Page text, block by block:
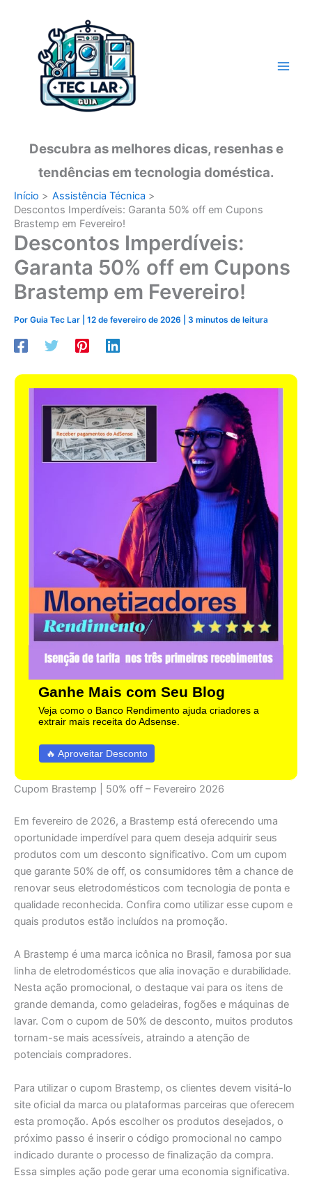
conteúdo
Descubra as melhores dicas, resenhas e
tendências em tecnologia doméstica.
Início
Assistência Técnica
Descontos Imperdíveis: Garanta 50% off em Cupons
Brastemp em Fevereiro!
Descontos Imperdíveis:
Garanta 50% off em Cupons
Brastemp em Fevereiro!
Por Guia Tec Lar 12 de fevereiro de 2026 3 minutos de leitura
Ganhe Mais com Seu Blog
Veja como o Banco Rendimento ajuda criadores a
extrair mais receita do Adsense.
🔥 Aproveitar Desconto
Cupom Brastemp | 50% off – Fevereiro 2026
Em fevereiro de 2026, a Brastemp está oferecendo uma
oportunidade imperdível para quem deseja adquirir seus
produtos com um desconto significativo. Com um cupom
que garante 50% de off, os consumidores têm a chance de
renovar seus eletrodomésticos com tecnologia de ponta e
qualidade reconhecida. Confira como utilizar esse cupom e
quais produtos estão incluídos na promoção.
A Brastemp é uma marca icônica no Brasil, famosa por sua
linha de eletrodomésticos que alia inovação e durabilidade.
Nesta ação promocional, o destaque vai para os itens de
grande demanda, como geladeiras, fogões e máquinas de
lavar. Com o cupom de 50% de desconto, muitos produtos
tornam-se mais acessíveis, atraindo a atenção de
potenciais compradores.
Para utilizar o cupom Brastemp, os clientes devem visitá-lo
site oficial da marca ou plataformas parceiras que oferecem
esta promoção. Após escolher os produtos desejados, o
próximo passo é inserir o código promocional no campo
indicado durante o processo de finalização da compra.
Essa simples ação pode gerar uma economia significativa.